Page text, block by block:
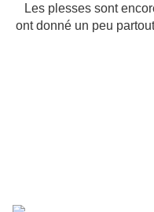
Les plesses sont
ont donné un peu